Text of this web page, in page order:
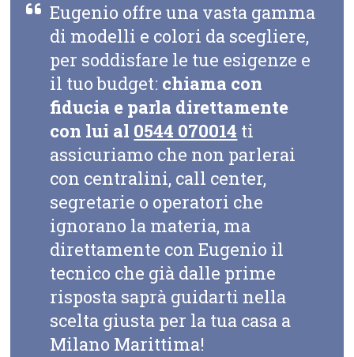
Eugenio offre una vasta gamma
di modelli e colori da scegliere,
per soddisfare le tue esigenze e
il tuo budget: chiama con
fiducia e parla direttamente
con lui al 0544 070014 ti
assicuriamo che non parlerai
con centralini, call center,
segretarie o operatori che
ignorano la materia, ma
direttamente con Eugenio il
tecnico che già dalle prime
risposta saprà guidarti nella
scelta giusta per la tua casa a
Milano Marittima!